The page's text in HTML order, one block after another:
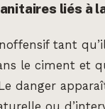
liés à
tant
le ciment et
danger